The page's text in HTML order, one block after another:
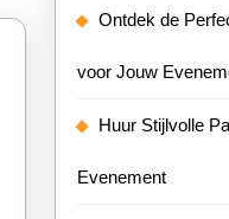
Ontdek de
voor Jouw
Huur Stijlvolle
Evenement